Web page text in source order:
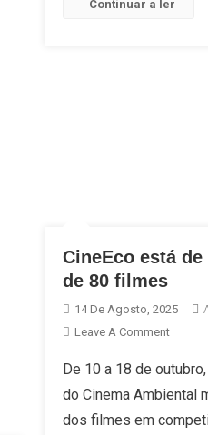
Continuar a ler
CineEco está
de 80 filmes
14 De Agosto, 2025
Leave A CommentOn
Está
De
De 10 a 18 de
do Cinema Ambiental
dos filmes em